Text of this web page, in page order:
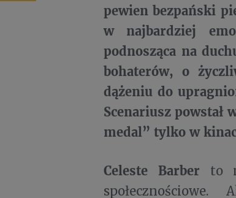
pewien bezpański
w najbardziej
podnosząca na
bohaterów, o
dążeniu do
Scenariusz powstał
medal” tylko w
Celeste Barber to